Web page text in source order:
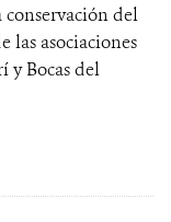
conservación del
las asociaciones
y Bocas del